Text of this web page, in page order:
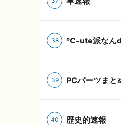
38 ℃-ute派なん
39 PCパーツまと
40 歴史的速報